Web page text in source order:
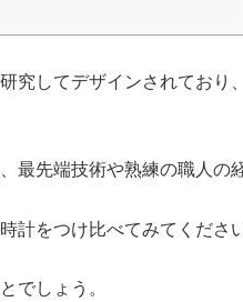
究してデザインされてお
最先端技術や熟練の職人の
計をつけ比べてみてください
でしょう。